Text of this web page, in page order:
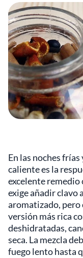
En las noches
caliente es la
excelente remedio
exige añadir
aromatizado, pero
versión más rica
deshidratadas,
seca. La mezcla
fuego lento hasta